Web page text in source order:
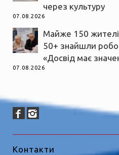
через культуру
07.08.2026
Майже 150
50+ знайшли
«Досвід має
07.08.2026
Контакти